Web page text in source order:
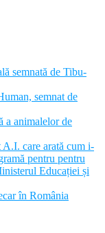
semnată de Tibu-
semnat de
a animalelor de
care arată cum i-
pentru pentru
Educației și
în România